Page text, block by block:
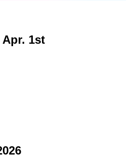
1st